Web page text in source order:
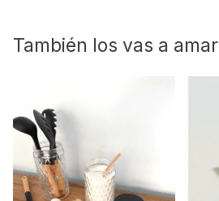
También los vas a amar